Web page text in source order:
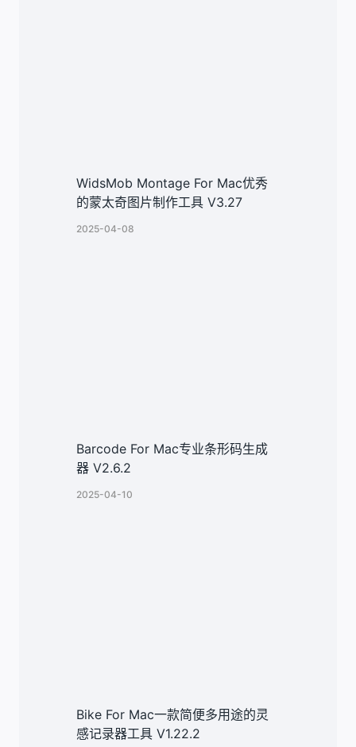
WidsMob Montage For Mac优秀
的蒙太奇图片制作工具 V3.27
2025-04-08
Barcode For Mac专业条形码生成
器 V2.6.2
2025-04-10
Bike For Mac一款简便多用途的灵
感记录器工具 V1.22.2